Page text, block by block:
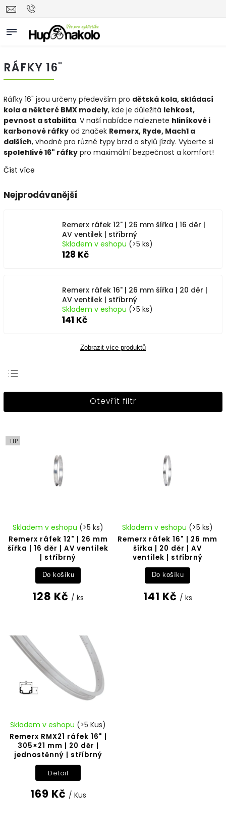
RÁFKY 16"
Ráfky 16" jsou určeny především pro dětská kola, skládací
kola a některé BMX modely, kde je důležitá lehkost,
pevnost a stabilita. V naší nabídce naleznete hliníkové i
karbonové ráfky od značek Remerx, Ryde, Mach1 a
dalších, vhodné pro různé typy brzd a stylů jízdy. Vyberte si
spolehlivé 16" ráfky pro maximální bezpečnost a komfort!
Číst více
Nejprodávanější
Remerx ráfek 12" | 26 mm šířka | 16 děr |
AV ventilek | stříbrný
Skladem v eshopu (>5 ks)
128 Kč
Remerx ráfek 16" | 26 mm šířka | 20 děr |
AV ventilek | stříbrný
Skladem v eshopu (>5 ks)
141 Kč
Zobrazit více produktů
Nejprodávanější
Otevřít filtr
TIP
Remerx ráfek 12" | 26 mm
šířka | 16 děr | AV ventilek
| stříbrný
Skladem v eshopu (>5 ks)
128 Kč / ks
Do košíku
Remerx ráfek 16" | 26 mm
šířka | 20 děr | AV
ventilek | stříbrný
Skladem v eshopu (>5 ks)
141 Kč / ks
Do košíku
Remerx RMX21 ráfek 16" |
305×21 mm | 20 děr |
jednostěnný | stříbrný
Skladem v eshopu (>5 Kus)
169 Kč / Kus
Detail